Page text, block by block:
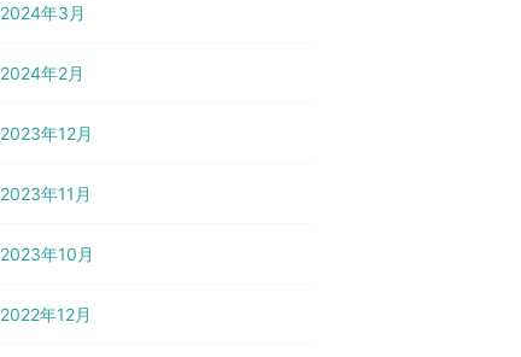
2024年3月
2024年2月
2023年12月
2023年11月
2023年10月
2022年12月